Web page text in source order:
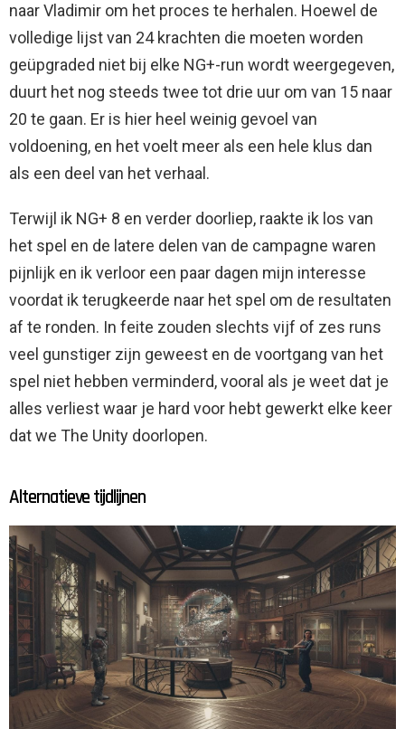
naar Vladimir om het proces te herhalen. Hoewel de
volledige lijst van 24 krachten die moeten worden
geüpgraded niet bij elke NG+-run wordt weergegeven,
duurt het nog steeds twee tot drie uur om van 15 naar
20 te gaan. Er is hier heel weinig gevoel van
voldoening, en het voelt meer als een hele klus dan
als een deel van het verhaal.
Terwijl ik NG+ 8 en verder doorliep, raakte ik los van
het spel en de latere delen van de campagne waren
pijnlijk en ik verloor een paar dagen mijn interesse
voordat ik terugkeerde naar het spel om de resultaten
af ​​te ronden. In feite zouden slechts vijf of zes runs
veel gunstiger zijn geweest en de voortgang van het
spel niet hebben verminderd, vooral als je weet dat je
alles verliest waar je hard voor hebt gewerkt elke keer
dat we The Unity doorlopen.
Alternatieve tijdlijnen